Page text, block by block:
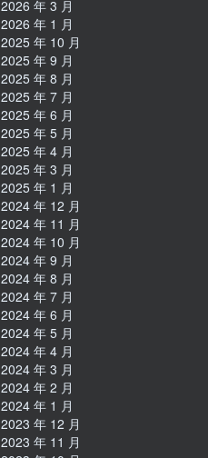
2026 年 3 月
2026 年 1 月
2025 年 10 月
2025 年 9 月
2025 年 8 月
2025 年 7 月
2025 年 6 月
2025 年 5 月
2025 年 4 月
2025 年 3 月
2025 年 1 月
2024 年 12 月
2024 年 11 月
2024 年 10 月
2024 年 9 月
2024 年 8 月
2024 年 7 月
2024 年 6 月
2024 年 5 月
2024 年 4 月
2024 年 3 月
2024 年 2 月
2024 年 1 月
2023 年 12 月
2023 年 11 月